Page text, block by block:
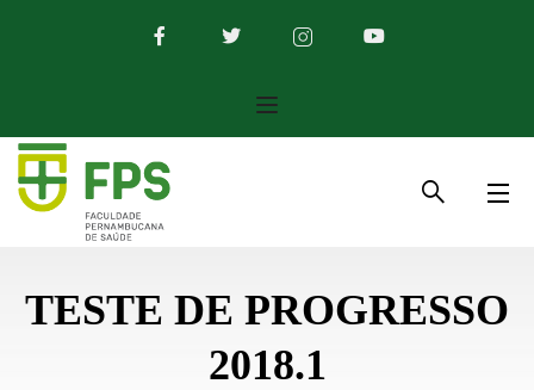
TESTE DE PROGRESSO
2018.1